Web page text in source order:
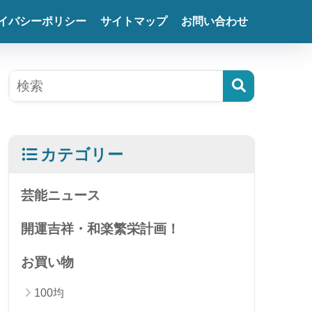
バシーポリシー サイトマップ お問い合わせ
カテゴリー
芸能ニュース
開運吉祥・和楽繁栄計画！
お買い物
100均